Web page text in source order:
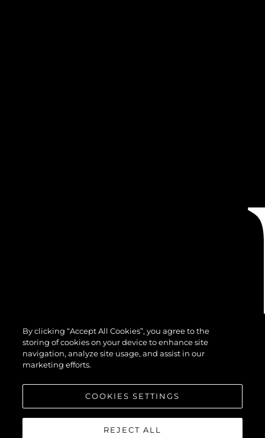
By clicking “Accept All Cookies”, you agree to the
storing of cookies on your device to enhance site
navigation, analyze site usage, and assist in our
marketing efforts.
COOKIES SETTINGS
REJECT ALL